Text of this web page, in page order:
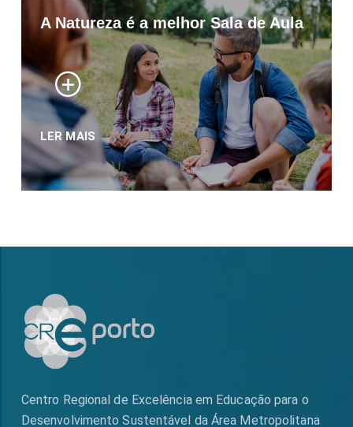
A Natureza é a melhor Sala de Aula
LER MAIS
Centro Regional de Excelência em Educação para o
Desenvolvimento Sustentável da Área Metropolitana